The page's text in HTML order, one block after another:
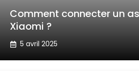
Comment connecter un
Xiaomi ?
5 avril 2025